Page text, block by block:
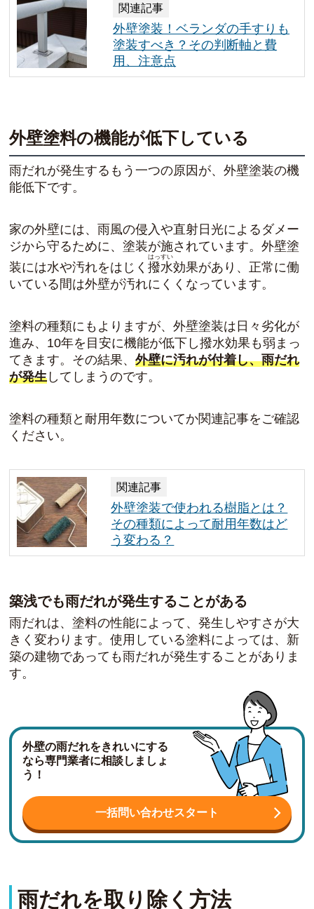
関連記事
外壁塗装！ベランダの手すりも
塗装すべき？その判断軸と費
用、注意点
外壁塗料の機能が低下している
雨だれが発生するもう一つの原因が、外壁塗装の機
能低下です。
家の外壁には、雨風の侵入や直射日光によるダメー
ジから守るために、塗装が施されています。外壁塗
装には水や汚れをはじく撥水
はっすい
効果があり、正常に働
いている間は外壁が汚れにくくなっています。
塗料の種類にもよりますが、外壁塗装は日々劣化が
進み、10年を目安に機能が低下し撥水効果も弱まっ
てきます。その結果、外壁に汚れが付着し、雨だれ
が発生 してしまうのです。
塗料の種類と耐用年数についてか関連記事をご確認
ください。
関連記事
外壁塗装で使われる樹脂とは？
その種類によって耐用年数はど
う変わる？
築浅でも雨だれが発生することがある
雨だれは、塗料の性能によって、発生しやすさが大
きく変わります。使用している塗料によっては、新
築の建物であっても雨だれが発生することがありま
す。
外壁の雨だれをきれいにする
なら専門業者に相談しましょ
う！
一括問い合わせスタート
雨だれを取り除く方法